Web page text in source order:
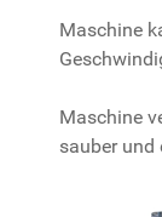
Maschine
Maschine
sauber und